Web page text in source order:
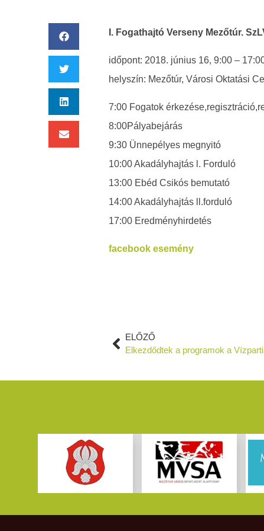
I. Fogathajtó Verseny Mezőtúr.
időpont: 2018. június 16, 9:00 –
helyszín: Mezőtúr, Városi Oktatási
7:00 Fogatok
8:00Pályabejárás
9:30 Ünnepélyes megnyitó
10:00 Akadályhajtás l. Forduló
13:00 Ebéd Csikós bemutató
14:00 Akadályhajtás ll.forduló
17:00 Eredményhirdetés
facebook esemény
ELŐZŐ
Elkezdődtek a programok a